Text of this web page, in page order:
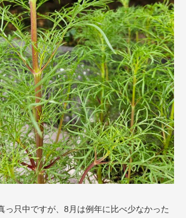
っ只中ですが、8月は例年に比べ少なかった